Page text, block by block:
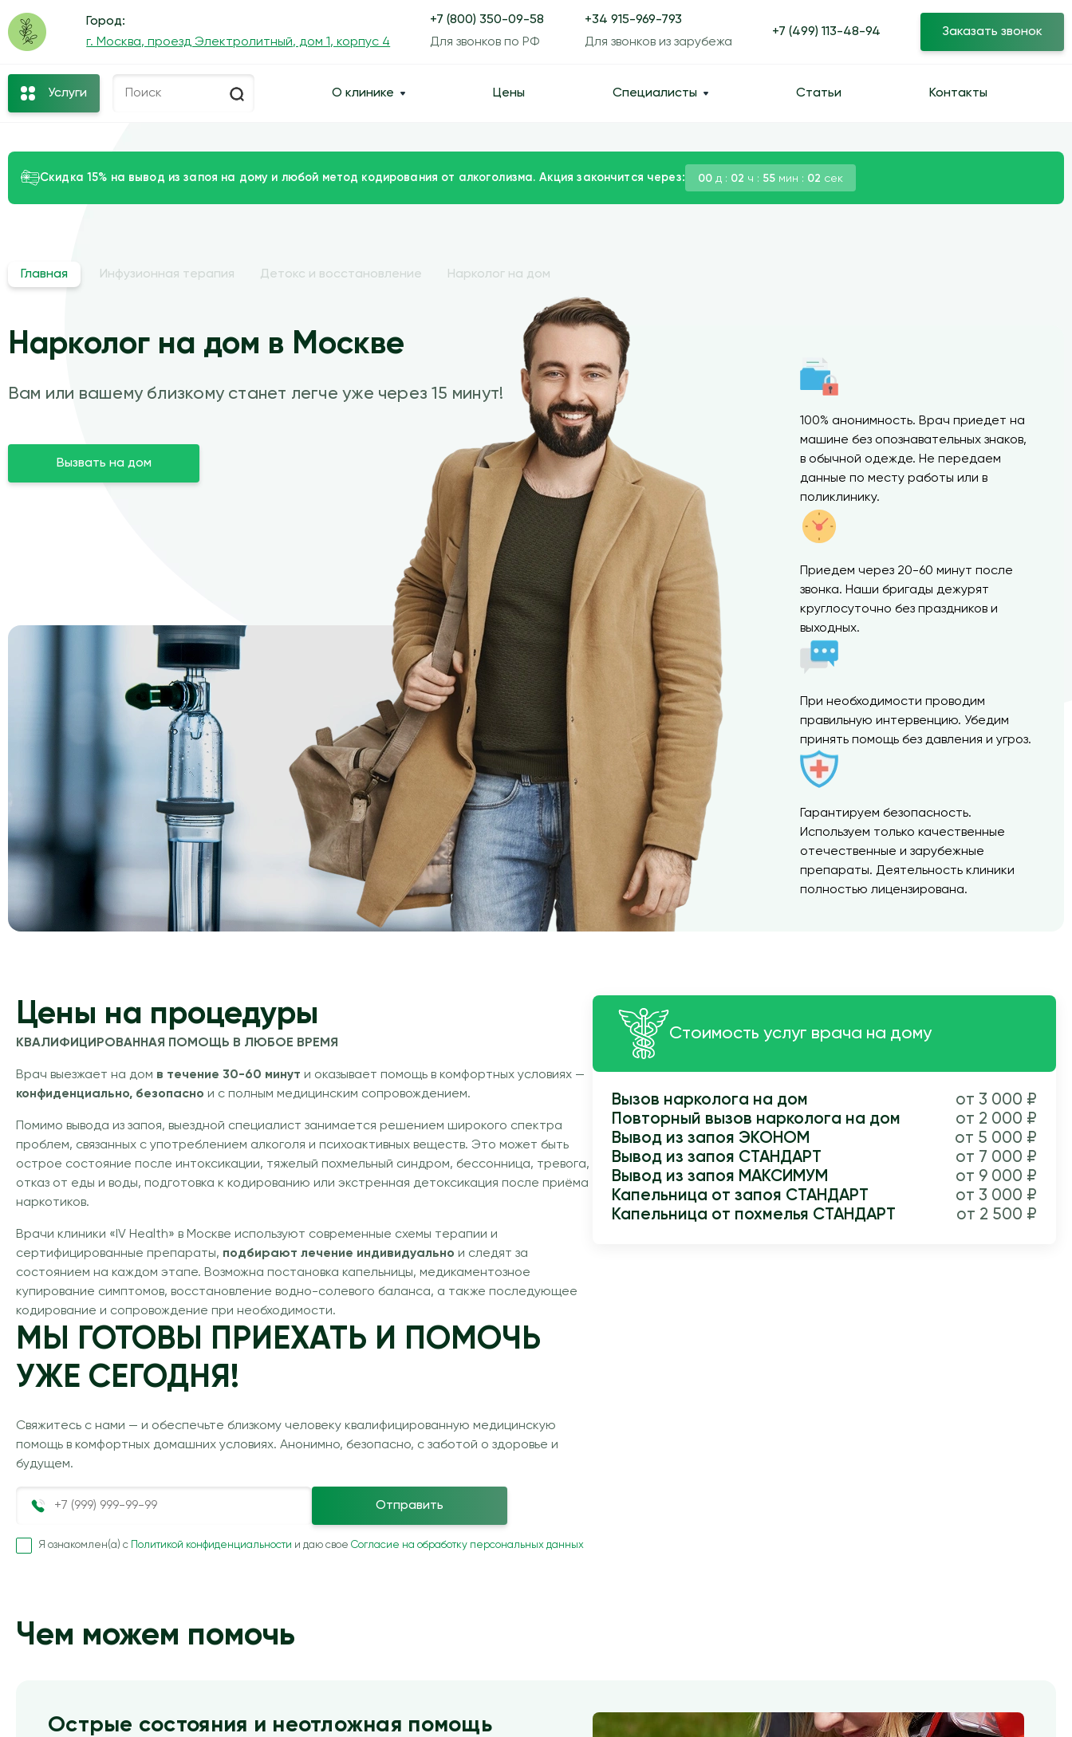
Город:
г. Москва, проезд Электролитный, дом 1, корпус 4
+7 (800) 350-09-58
Для звонков по РФ
+34 915-969-793
Для звонков из зарубежа
+7 (499) 113-48-94 Заказать звонок
Услуги О клинике Цены Специалисты Статьи Контакты
Скидка 15% на вывод из запоя на дому и любой метод кодирования от алкоголизма. Акция закончится через: 00д : 02 ч : 55мин : 01сек
Главная Инфузионная терапия Детокс и восстановление Нарколог на дом
Нарколог на дом в Москве
Вам или вашему близкому станет легче уже через 15 минут!
Вызвать на дом
100% анонимность. Врач приедет на
машине без опознавательных знаков,
в обычной одежде. Не передаем
данные по месту работы или в
поликлинику.
Приедем через 20-60 минут после
звонка. Наши бригады дежурят
круглосуточно без праздников и
выходных.
При необходимости проводим
правильную интервенцию. Убедим
принять помощь без давления и угроз.
Гарантируем безопасность.
Используем только качественные
отечественные и зарубежные
препараты. Деятельность клиники
полностью лицензирована.
Цены на процедуры
КВАЛИФИЦИРОВАННАЯ ПОМОЩЬ В ЛЮБОЕ ВРЕМЯ
Врач выезжает на дом в течение 30-60 минут и оказывает помощь в комфортных условиях —
конфиденциально, безопасно и с полным медицинским сопровождением.
Помимо вывода из запоя, выездной специалист занимается решением широкого спектра
проблем, связанных с употреблением алкоголя и психоактивных веществ. Это может быть
острое состояние после интоксикации, тяжелый похмельный синдром, бессонница, тревога,
отказ от еды и воды, подготовка к кодированию или экстренная детоксикация после приёма
наркотиков.
Врачи клиники «IV Health» в Москве используют современные схемы терапии и
сертифицированные препараты, подбирают лечение индивидуально и следят за
состоянием на каждом этапе. Возможна постановка капельницы, медикаментозное
купирование симптомов, восстановление водно-солевого баланса, а также последующее
кодирование и сопровождение при необходимости.
МЫ ГОТОВЫ ПРИЕХАТЬ И ПОМОЧЬ
УЖЕ СЕГОДНЯ!
Свяжитесь с нами — и обеспечьте близкому человеку квалифицированную медицинскую
помощь в комфортных домашних условиях. Анонимно, безопасно, с заботой о здоровье и
будущем.
Отправить
Я ознакомлен(а) с Политикой конфиденциальности и даю свое Согласие на обработку персональных данных
Стоимость услуг врача на дому
Вызов нарколога на дом
от 3 000 ₽
Повторный вызов нарколога на дом
от 2 000 ₽
Вывод из запоя ЭКОНОМ
от 5 000 ₽
Вывод из запоя СТАНДАРТ
от 7 000 ₽
Вывод из запоя МАКСИМУМ
от 9 000 ₽
Капельница от запоя СТАНДАРТ
от 3 000 ₽
Капельница от похмелья СТАНДАРТ
от 2 500 ₽
Чем можем помочь
Острые состояния и неотложная помощь